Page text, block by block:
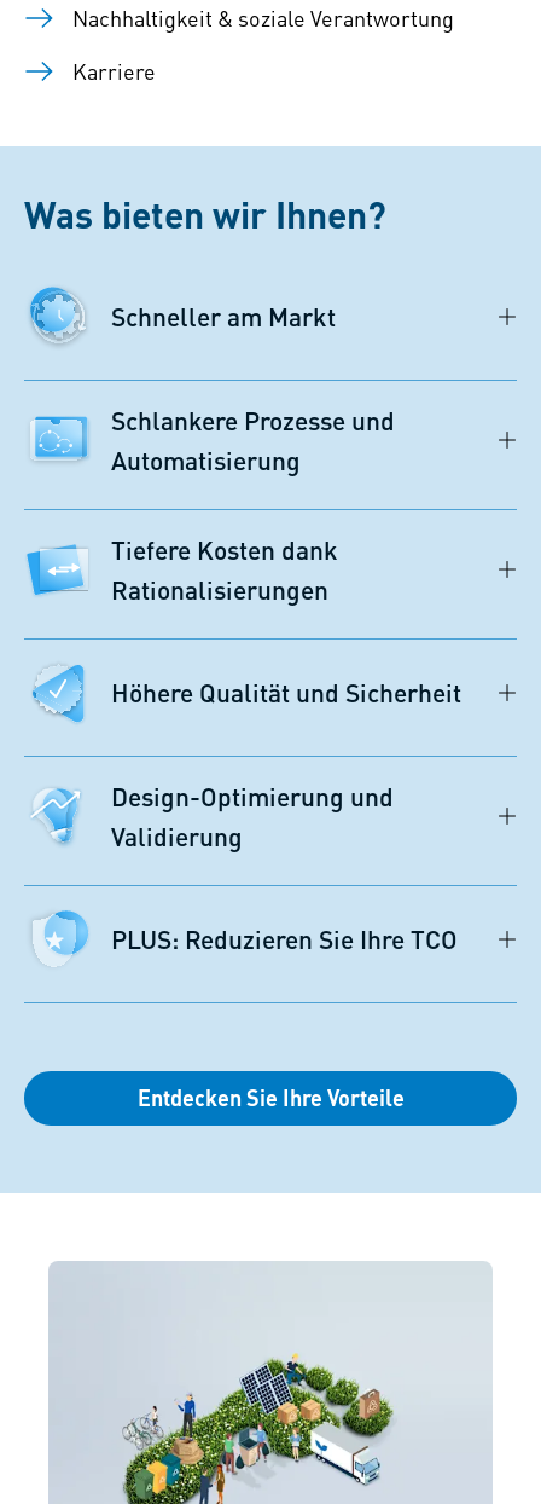
Nachhaltigkeit & soziale Verantwortung
Karriere
Was bieten wir Ihnen?
Schneller am Markt
Schlankere Prozesse und
Automatisierung
Tiefere Kosten dank
Rationalisierungen
Höhere Qualität und Sicherheit
Design-Optimierung und
Validierung
PLUS: Reduzieren Sie Ihre TCO
Entdecken Sie Ihre Vorteile